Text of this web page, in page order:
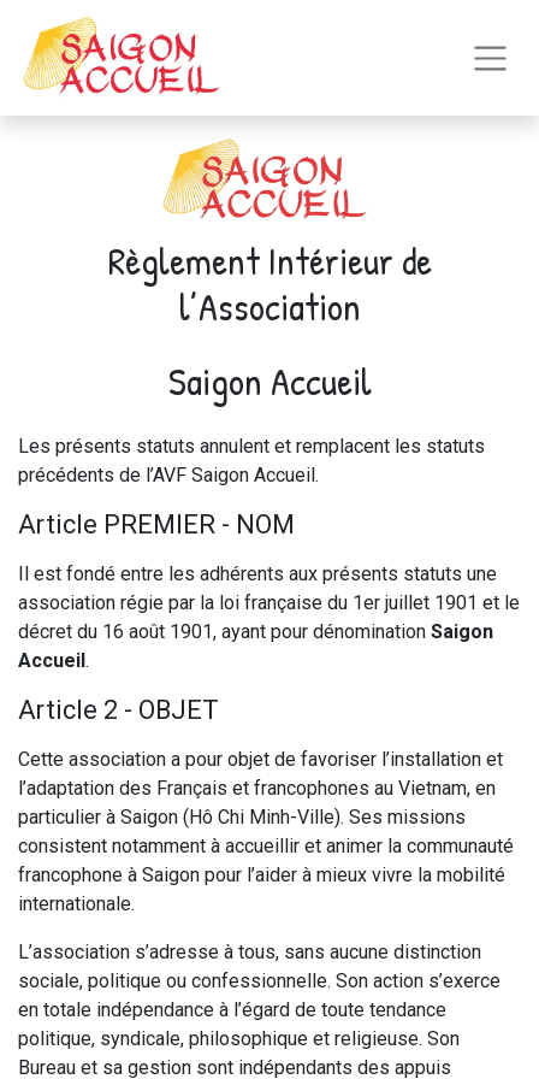
Règlement Intérieur de
l’Association
Saigon Accueil
Les présents statuts annulent et remplacent les statuts
précédents de l’AVF Saigon Accueil.
Article PREMIER - NOM
Il est fondé entre les adhérents aux présents statuts une
association régie par la loi française du 1er juillet 1901 et le
décret du 16 août 1901, ayant pour dénomination Saigon
Accueil.
Article 2 - OBJET
Cette association a pour objet de favoriser l’installation et
l’adaptation des Français et francophones au Vietnam, en
particulier à Saigon (Hô Chi Minh-Ville). Ses missions
consistent notamment à accueillir et animer la communauté
francophone à Saigon pour l’aider à mieux vivre la mobilité
internationale.
L’association s’adresse à tous, sans aucune distinction
sociale, politique ou confessionnelle. Son action s’exerce
en totale indépendance à l’égard de toute tendance
politique, syndicale, philosophique et religieuse. Son
Bureau et sa gestion sont indépendants des appuis